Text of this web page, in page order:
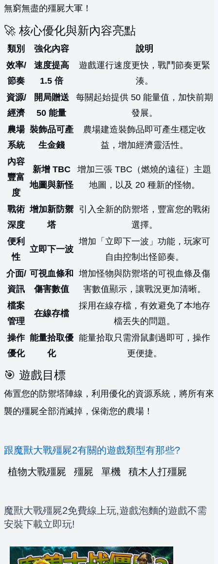
無窮無盡的殭屍大軍！
🚀 核心優化與新內容亮點
類別 強化內容
說明
效率/
節奏
速度提高
1.5 倍
遊戲運行速度更快，戰鬥節奏更緊
湊。
資源/
經濟
開局贈送
50 能量
每關起始提供 50 能量值，加快前期
發展。
農場
系統
裝飾品可產
生金錢
農場建造裝飾品即可產生穩定收
益，增加經濟靈活性。
內容
豐富
度
新增 TBC
地圖與新怪
增加三張 TBC（燃燒的遠征）主題
地圖，以及 20 種新的怪物。
戰術
深度
增加新防禦
塔
引入全新的防禦塔，豐富您的戰術
選擇。
便利
性
立即下一波
增加「立即下一波」功能，玩家可
自由控制出怪節奏。
介面/
資訊
可視血條和
傷害數值
增加怪物與防禦塔的可視血條及傷
害數值顯示，讓戰況更加清晰。
檔案
管理
在線存檔
採用在線存檔，有效避免了本地存
檔丟失的問題。
操作
優化
能量拾取優
化
能量拾取只需滑鼠劃過即可，操作
更便捷。
🎯 遊戲目標
佈置您的防禦塔陣線，利用優化的資源系統，將所有來
襲的殭屍全部消滅掉，保衛您的農場！
跟魔獸大戰殭屍2有關的遊戲類型有那些?
植物大戰殭屍
殭屍 單機 積木人打殭屍
魔獸大戰殭屍2免費線上玩,遊戲泡麵的遊戲不需
安裝下載立即玩!